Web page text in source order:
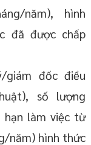
năm), hình
đã được chấp
đốc điều
số lượng
hạn làm việc từ
năm) hình thức